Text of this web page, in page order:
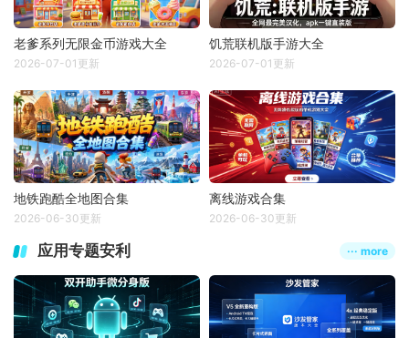
老爹系列无限金币游戏大全
2026-07-01更新
饥荒联机版手游大全
2026-07-01更新
地铁跑酷全地图合集
2026-06-30更新
离线游戏合集
2026-06-30更新
应用专题安利 ··· more